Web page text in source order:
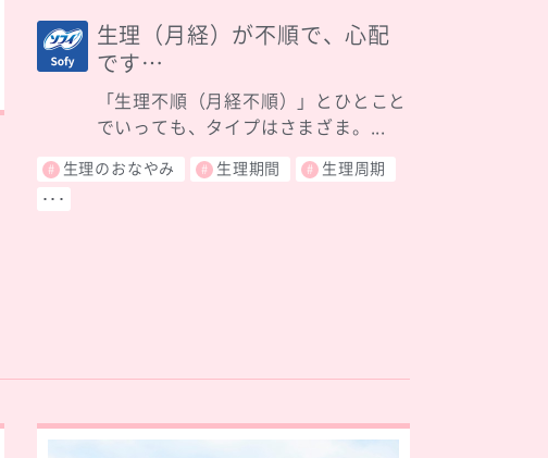
生理（月経）が不順で、心配
です…
「生理不順（月経不順）」とひとこと
でいっても、タイプはさまざま。...
生理のおなやみ 生理期間 生理周期
･･･